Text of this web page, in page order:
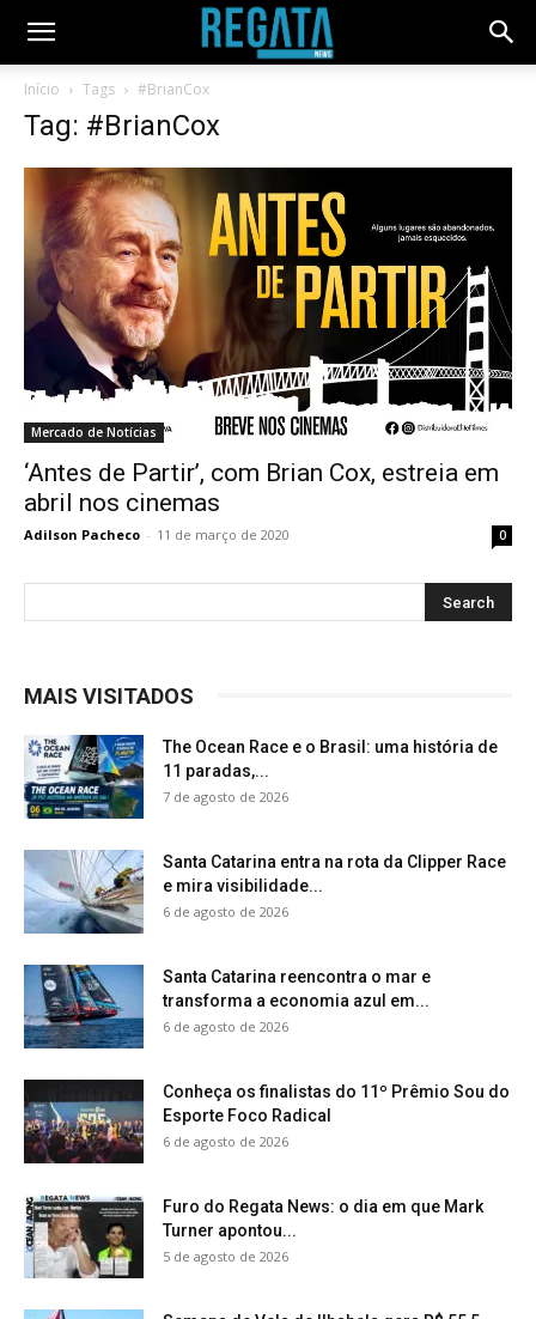
Início Tags #BrianCox
Tag: #BrianCox
Mercado de Notícias
‘Antes de Partir’, com Brian Cox, estreia em
abril nos cinemas
Adilson Pacheco - 11 de março de 2020 0
MAIS VISITADOS
The Ocean Race e o Brasil: uma história de
11 paradas,...
7 de agosto de 2026
Santa Catarina entra na rota da Clipper Race
e mira visibilidade...
6 de agosto de 2026
Santa Catarina reencontra o mar e
transforma a economia azul em...
6 de agosto de 2026
Conheça os finalistas do 11º Prêmio Sou do
Esporte Foco Radical
6 de agosto de 2026
Furo do Regata News: o dia em que Mark
Turner apontou...
5 de agosto de 2026